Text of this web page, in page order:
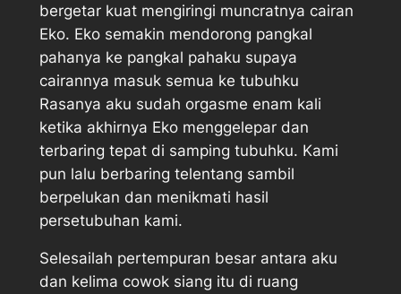
bergetar kuat mengiringi muncratnya cairan
Eko. Eko semakin mendorong pangkal
pahanya ke pangkal pahaku supaya
cairannya masuk semua ke tubuhku
Rasanya aku sudah orgasme enam kali
ketika akhirnya Eko menggelepar dan
terbaring tepat di samping tubuhku. Kami
pun lalu berbaring telentang sambil
berpelukan dan menikmati hasil
persetubuhan kami.
Selesailah pertempuran besar antara aku
dan kelima cowok siang itu di ruang